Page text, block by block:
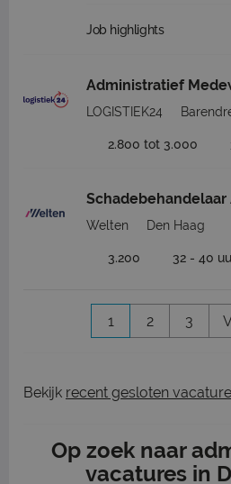
Job highlights
Administratief
LOGISTIEK24
2.800 tot 3.000
Schadebehandelaar
Welten Den Haag
3.200 32 - 40
1 2 3
Bekijk recent gesloten
Op zoek naar
vacatures in